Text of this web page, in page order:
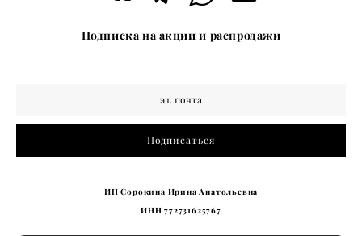
Подписка на акции и распродажи
Подписаться
ИП Сорокина Ирина Анатольевна
ИНН 772731625767